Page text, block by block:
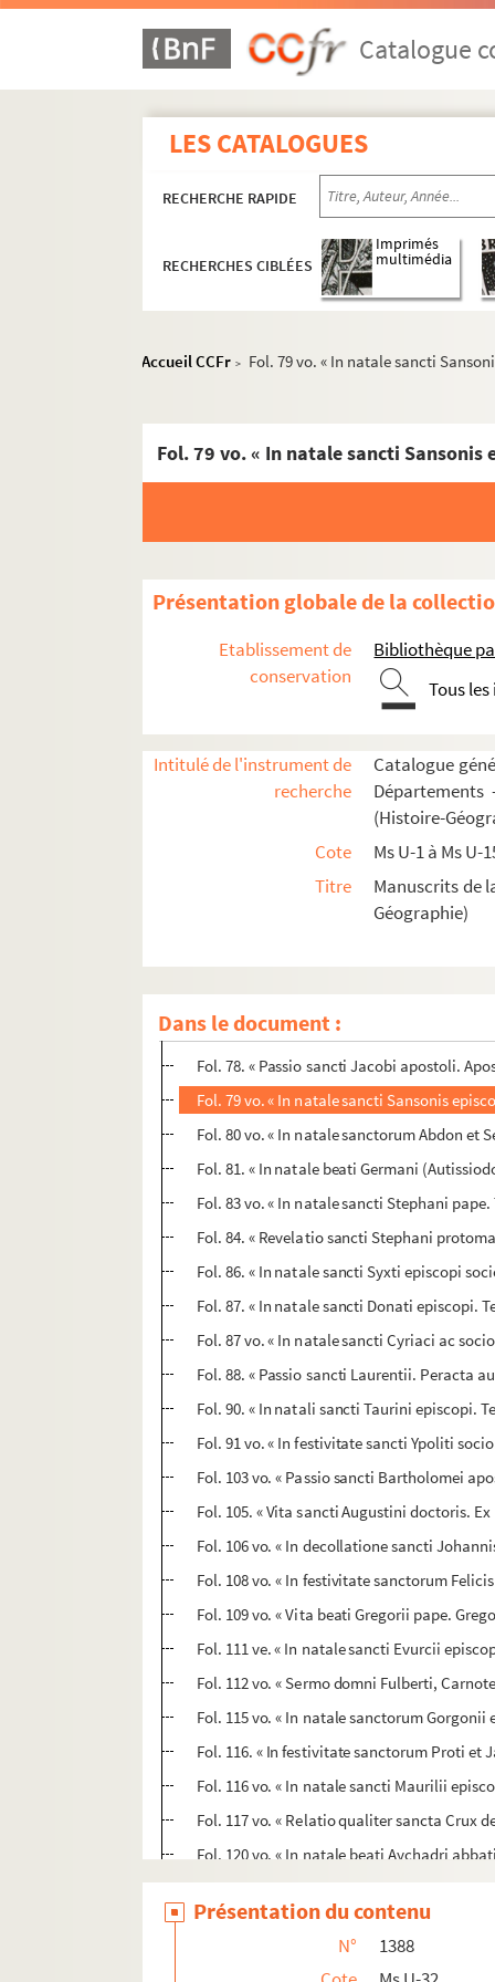
Catalogue
LES CATALOGUES
RECHERCHE RAPIDE
RECHERCHES CIBLÉES
Imprimés
multimédia
Accueil CCFr > Fol. 79 vo. « In natale sancti
Présentation globale de la
Etablissement de
conservation
Bibliothèque
Tous
Intitulé de l'instrument de
recherche
Catalogue
Départements
(Histoire-
Cote
Ms U-1 à Ms U-
Titre
Manuscrits de
Géographie)
Dans le document :
Ms U-32. Vitae sanctorum
Fol. 1 vo. « Passio sancti Blasii episcopi.
Fol. 6. « Vita sancti Mauri abbatis. Beatus
Fol. 8 vo. « Vita sancti Launomari
Fol. 11. « Passio sancti Sebastiani.
Fol. 13 vo. « Passio sancte Agnetis
Fol. 16. « Passio beati Vincentii levite...
Fol. 24 vo. « Passio sancte Agathe
Fol. 39. « Assumptio beati Philippi
Fol. 41. « In inventione sancte crucis. In
Fol. 45 vo. « In natale beatorum
Fol. 46. « In natale sanctorum martyrum
Fol. 47. « Passio sancti Barnabe apostoli.
Fol. 48. « In natale sanctorum Marci et
Fol. 51. « In natale sancti Leutfredi
Fol. 55. « In natale sanctorum Johannis
Fol. 61. « In natale sanctorum Processi et
Fol. 66. « In natale sanctorum septem
Fol. 66 vo. « In translatione sancti
Fol. 74 vo. « In natale sancte Margarite
Fol. 75. « In natali sancte Praxedis virginis.
Fol. 75 vo. « In natali sancti Wandregisili
Fol. 77. « In natale beati Apollinaris. In
Fol. 78. « Passio sancti Jacobi apostoli.
Fol. 79 vo. « In natale sancti Sansonis
Fol. 80 vo. « In natale sanctorum Abdon et
Fol. 81. « In natale beati Germani
Fol. 83 vo. « In natale sancti Stephani
Fol. 84. « Revelatio sancti Stephani
Fol. 86. « In natale sancti Syxti episcopi
Fol. 87. « In natale sancti Donati episcopi.
Fol. 87 vo. « In natale sancti Cyriaci ac
Fol. 88. « Passio sancti Laurentii. Peracta
Fol. 90. « In natali sancti Taurini episcopi.
Fol. 91 vo. « In festivitate sancti Ypoliti
Fol. 103 vo. « Passio sancti Bartholomei
Fol. 105. « Vita sancti Augustini doctoris.
Fol. 106 vo. « In decollatione sancti
Fol. 108 vo. « In festivitate sanctorum
Fol. 109 vo. « Vita beati Gregorii pape.
Fol. 111 ve. « In natale sancti Evurcii
Fol. 112 vo. « Sermo domni Fulberti,
Fol. 115 vo. « In natale sanctorum
Fol. 116. « In festivitate sanctorum Proti et
Fol. 116 vo. « In natale sancti Maurilii
Fol. 117 vo. « Relatio qualiter sancta Crux
Fol. 120 vo. « In natale beati Aychadri
Fol. 121. « In festivitate beate Eufemie
Fol. 122. « In natale sancti Lamberti
Fol. 122 vo. « Passio sancti Mathei
Présentation du contenu
N°
1388